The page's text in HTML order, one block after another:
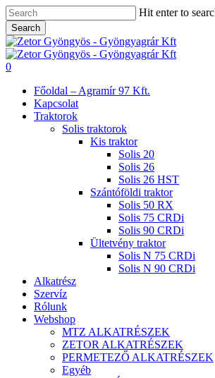
Skip
to
main
content
Hit enter to
Search
Close
Search
search
0
Főoldal – Agramír 97 Kft.
Kapcsolat
Traktorok
Solis traktorok
Kis traktor
Solis 20
Solis 26
Solis 26 HST
Szántóföldi traktor
Solis 50 RX
Solis 75 CRDi
Solis 90 CRDi
Ültetvény traktor
Solis N 75 CRDi
Solis N 90 CRDi
Alkatrész
Szervíz
Rólunk
Webshop
MTZ ALKATRÉSZEK
ZETOR ALKATRÉSZEK
PERMETEZŐ ALKATRÉSZEK
Egyéb